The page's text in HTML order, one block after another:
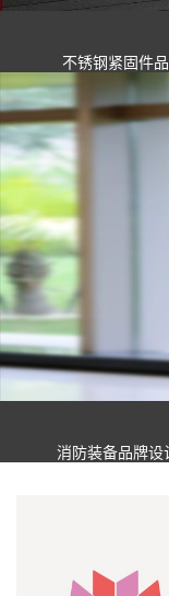
不锈钢紧固件
消防装备品牌